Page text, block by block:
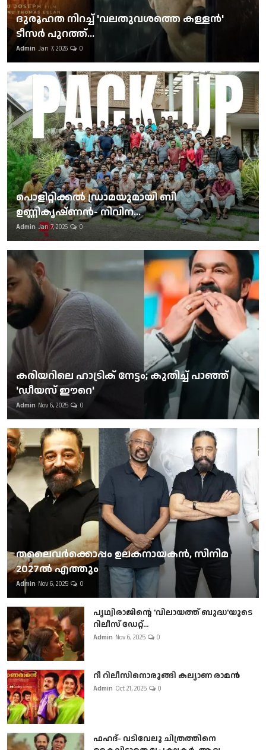
ദുരൂഹത നിറച്ച് 'വലതുവശത്തെ കള്ളന്‍'
ടീസര്‍ പുറത്ത്...
Admin Jan 7, 2026 0
പൊളിറ്റിക്കല്‍ ഡ്രാമയുമായി ബി
ഉണ്ണികൃഷ്ണന്‍- നിവിന...
Admin Jan 7, 2026 0
കരിയറിലെ ഹാട്രിക് നേട്ടം; കുതിച്ച് പാഞ്ഞ്
'ഡീയസ് ഈറെ'
Admin Nov 6, 2025 0
തലൈവര്‍ക്കൊപ്പം ഉലകനായകന്‍, സിനിമ
2027ല്‍ എത്തും
Admin Nov 6, 2025 0
പൃഥ്വിരാജിന്റെ 'വിലായത്ത് ബുദ്ധ'യുടെ
റിലീസ് ഡേറ്റ്...
Admin Nov 6, 2025 0
റീ റിലീസിനൊരുങ്ങി കല്യാണ രാമൻ
Admin Oct 21, 2025 0
ഫഹദ്- വടിവേലു ചിത്രത്തിനെ